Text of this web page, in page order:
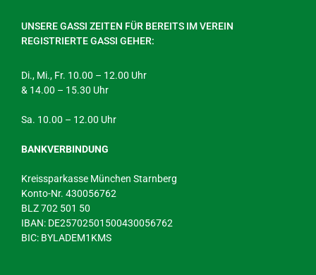
UNSERE GASSI ZEITEN FÜR BEREITS IM VEREIN
REGISTRIERTE GASSI GEHER:
Di., Mi., Fr. 10.00 – 12.00 Uhr
& 14.00 – 15.30 Uhr
Sa. 10.00 – 12.00 Uhr
BANKVERBINDUNG
Kreissparkasse München Starnberg
Konto-Nr. 430056762
BLZ 702 501 50
IBAN: DE25702501500430056762
BIC: BYLADEM1KMS